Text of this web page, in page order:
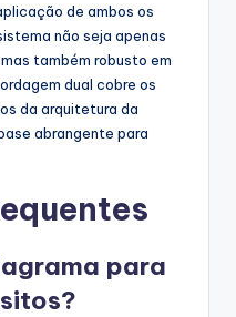
de ambos os
não seja apenas
também robusto em
dual cobre os
da arquitetura da
abrangente para
para